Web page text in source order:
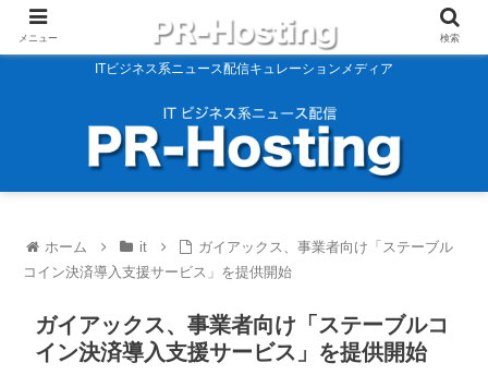
ITビジネス系ニュース配信キュレーションメディア
ホーム it
ガイアックス、事業者向け「ステーブル
コイン決済導入支援サービス」を提供開始
ガイアックス、事業者向け「ステーブルコ
イン決済導入支援サービス」を提供開始
メニュー 検索